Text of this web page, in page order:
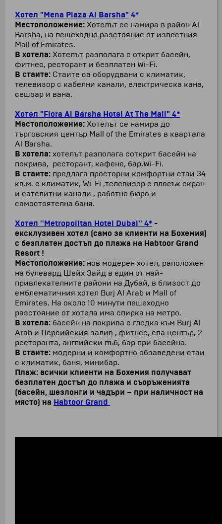
Хотел "Mena Plaza Al Barsha" 4*
Местоположение: Хотелът се намира в район Al
Barsha, на пешеходно разстояние от известния
Mall of Emirates.
В хотела: Хотелът разполага с открит басейн,
фитнес, ресторант и безплатен Wi-Fi.
В стаите: Стаите са оборудвани с климатик,
телевизор с кабелни канали, електрическа кана,
сешоар и вана.
Хотел "Flora Al Barsha Hotel At The Mall" 4*
Местоположение: Хотелът се намира до
търговския център Mall of the Emirates в квартала
Al Barsha.
В хотела: хотелът разполага соткрит басейн на
покрива, ресторант, кафене, бар,Wi-Fi.
В стаите: предлага просторни комфортни стаи 34
кв.м. с климатик, Wi-Fi ,телевизор с плосък екран
и сателитни канали , работно бюро и
самостоятелна баня.
Хотел ''Metropolitan Hotel Dubai'' 4* -
ексклузивен хотел (само за клиенти на Бохемия)
с безплатен достъп до плажа на Habtoor Grand
Resort !
Местоположение: нов модерен хотел, раположен
на булевард Шейх Зайд в един от най-
привлекателните райони на Дубай, в близост до
емблематичния хотел Burj Al Arab и Mall of
Emirates. На около 10 минути пешеходно
разстояние от хотела има спирка на метро.
В хотела: басейн на покрива с гледка към Burj Al
Arab и Персийския залив , фитнес, спа център, 2
ресторанта, английски пъб, бар при басейна.
В стаите: модерни и комфортно обзаведени стаи
с климатик, баня, минибар.
Плаж: всички клиенти на Бохемия получават
безплатен достъп до плажа и съоръженията
(басейн, шезлонги и чадъри – при наличност на
място) на Habtoor Grand